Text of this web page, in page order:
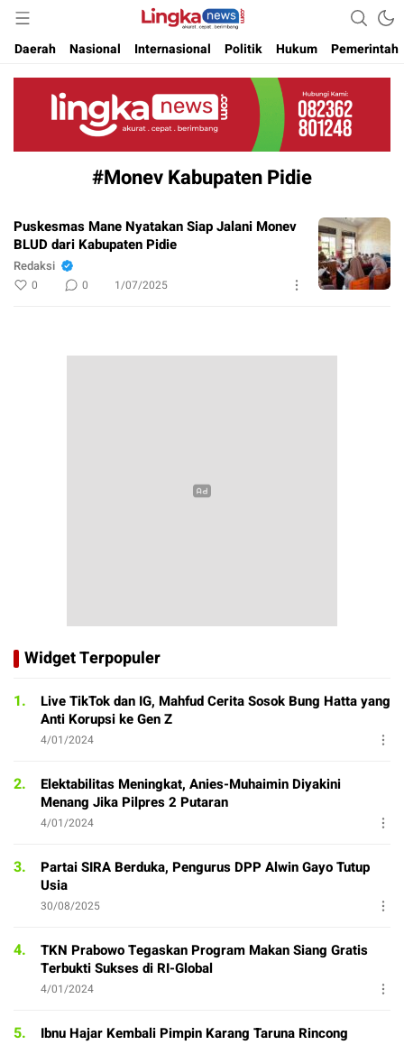
Lingkanews
Akurat. Cepat & Berimbang
Daerah
Nasional Internasional Politik Hukum Pemerintah
#Monev Kabupaten Pidie
Puskesmas Mane Nyatakan Siap Jalani Monev
BLUD dari Kabupaten Pidie
Redaksi
0 0 1/07/2025
Widget Terpopuler
1.
Live TikTok dan IG, Mahfud Cerita Sosok Bung Hatta yang
Anti Korupsi ke Gen Z
4/01/2024
2.
Elektabilitas Meningkat, Anies-Muhaimin Diyakini
Menang Jika Pilpres 2 Putaran
4/01/2024
3.
Partai SIRA Berduka, Pengurus DPP Alwin Gayo Tutup
Usia
30/08/2025
4.
TKN Prabowo Tegaskan Program Makan Siang Gratis
Terbukti Sukses di RI-Global
4/01/2024
5.
Ibnu Hajar Kembali Pimpin Karang Taruna Rincong